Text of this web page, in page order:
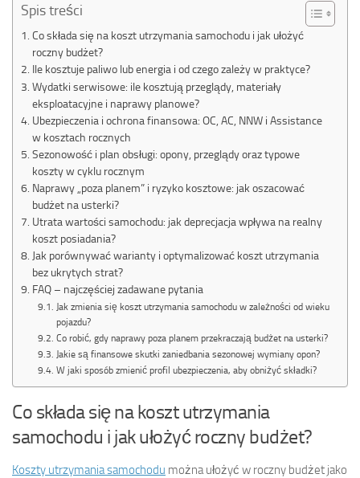
Spis treści
Co składa się na koszt utrzymania samochodu i jak ułożyć
roczny budżet?
Ile kosztuje paliwo lub energia i od czego zależy w praktyce?
Wydatki serwisowe: ile kosztują przeglądy, materiały
eksploatacyjne i naprawy planowe?
Ubezpieczenia i ochrona finansowa: OC, AC, NNW i Assistance
w kosztach rocznych
Sezonowość i plan obsługi: opony, przeglądy oraz typowe
koszty w cyklu rocznym
Naprawy „poza planem” i ryzyko kosztowe: jak oszacować
budżet na usterki?
Utrata wartości samochodu: jak deprecjacja wpływa na realny
koszt posiadania?
Jak porównywać warianty i optymalizować koszt utrzymania
bez ukrytych strat?
FAQ – najczęściej zadawane pytania
Jak zmienia się koszt utrzymania samochodu w zależności od wieku
pojazdu?
Co robić, gdy naprawy poza planem przekraczają budżet na usterki?
Jakie są finansowe skutki zaniedbania sezonowej wymiany opon?
W jaki sposób zmienić profil ubezpieczenia, aby obniżyć składki?
Co składa się na koszt utrzymania
samochodu i jak ułożyć roczny budżet?
Koszty utrzymania samochodu można ułożyć w roczny budżet jako